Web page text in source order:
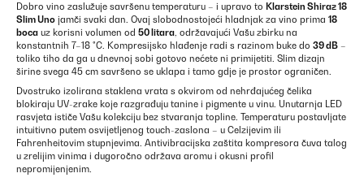
Dobro vino zaslužuje savršenu temperaturu – i upravo to Klarstein Shiraz 18
Slim Uno jamči svaki dan. Ovaj slobodnostojeći hladnjak za vino prima 18
boca uz korisni volumen od 50 litara, održavajući Vašu zbirku na
konstantnih 7–18 °C. Kompresijsko hlađenje radi s razinom buke do 39 dB –
toliko tiho da ga u dnevnoj sobi gotovo nećete ni primijetiti. Slim dizajn
širine svega 45 cm savršeno se uklapa i tamo gdje je prostor ograničen.
Dvostruko izolirana staklena vrata s okvirom od nehrđajućeg čelika
blokiraju UV-zrake koje razgrađuju tanine i pigmente u vinu. Unutarnja LED
rasvjeta ističe Vašu kolekciju bez stvaranja topline. Temperaturu postavljate
intuitivno putem osvijetljenog touch-zaslona – u Celzijevim ili
Fahrenheitovim stupnjevima. Antivibracijska zaštita kompresora čuva talog
u zrelijim vinima i dugoročno održava aromu i okusni profil
nepromijenjenim.